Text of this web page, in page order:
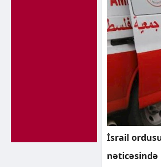
İsrail
nəticəsində